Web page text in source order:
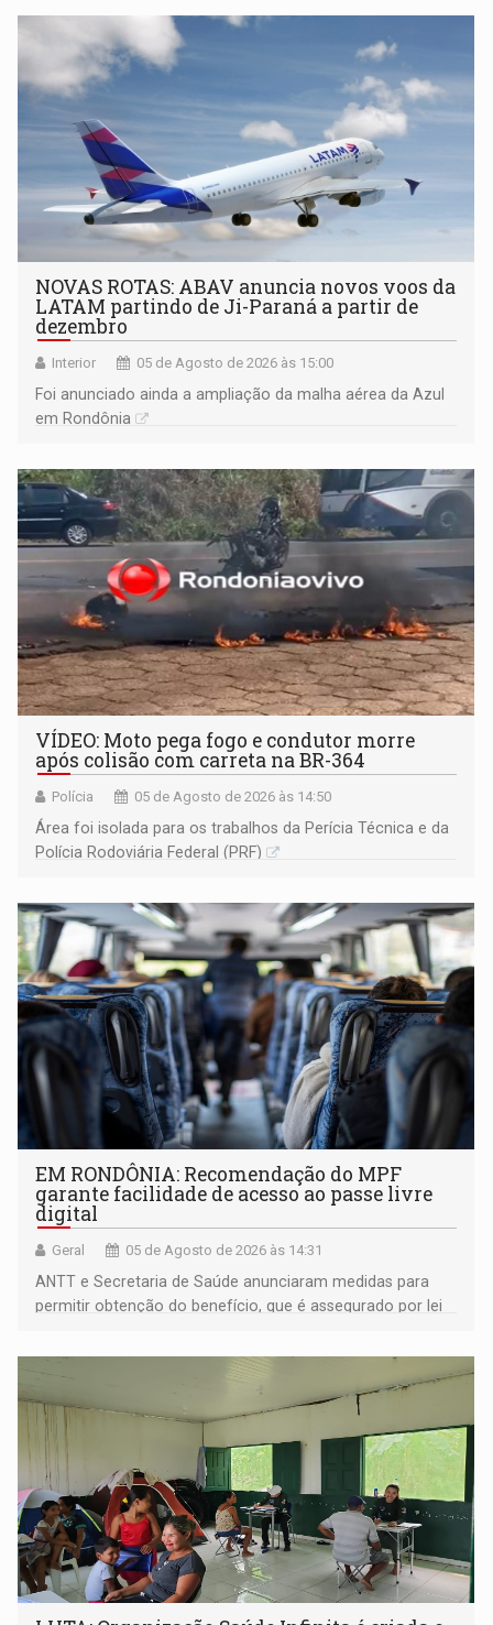
NOVAS ROTAS: ABAV anuncia novos voos da
LATAM partindo de Ji-Paraná a partir de
dezembro
Interior 05 de Agosto de 2026 às 15:00
Foi anunciado ainda a ampliação da malha aérea da Azul
em Rondônia
VÍDEO: Moto pega fogo e condutor morre
após colisão com carreta na BR-364
Polícia 05 de Agosto de 2026 às 14:50
Área foi isolada para os trabalhos da Perícia Técnica e da
Polícia Rodoviária Federal (PRF)
EM RONDÔNIA: Recomendação do MPF
garante facilidade de acesso ao passe livre
digital
Geral 05 de Agosto de 2026 às 14:31
ANTT e Secretaria de Saúde anunciaram medidas para
permitir obtenção do benefício, que é assegurado por lei